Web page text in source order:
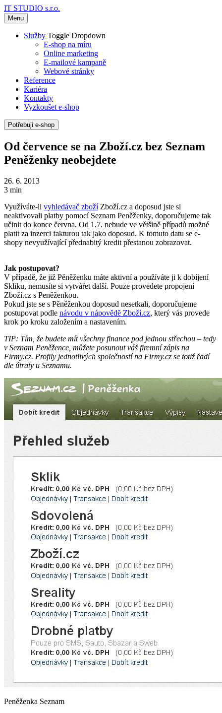
IT STUDIO s.r.o.
Menu
Služby Toggle Dropdown
E-shop na míru
Online marketing
E-mailové kampaně
Webové stránky
Reference
Kariéra
Kontakty
Vyzkoušet e-shop
Potřebuji e-shop
Od července se na Zboží.cz bez Seznam
Peněženky neobejdete
26. 6. 2013
3 min
Využíváte-li vyhledávač zbožíZboží.cz a doposud jste si
neaktivovali platby pomocí Seznam Peněženky, doporučujeme tak
učinit do konce června. Od 1.7. nebude ve většině případů možné
platit za inzerci fakturou tak jako doposud. K tomuto datu se e-
shopy nevyužívající přednabitý kredit přestanou zobrazovat.
Jak postupovat?
V případě, že již Pěněženku máte aktivní a používáte ji k dobíjení
Skliku, nemusíte si vytvářet další. Pouze provedete propojení
Zboží.cz s Peněženkou.
Pokud jste se s Pěněženkou doposud nesetkali, doporučujeme
postupovat podle návodu v nápovědě Zboží.cz, který vás provede
krok po kroku založením a nastavením.
TIP: Tím, že budete mít všechny finance pod jednou střechou – tedy
v Seznam Peněžence, můžete posunout váš firemní zápis na
Firmy.cz. Profily jednotlivých společností na Firmy.cz se totiž řadí
dle útraty u Seznamu.
Peněženka Seznam